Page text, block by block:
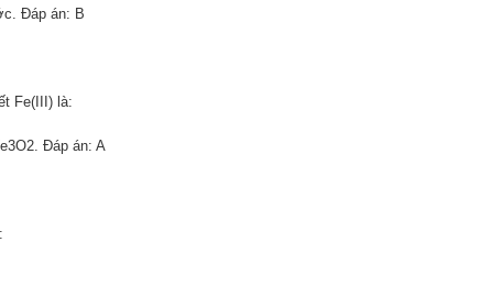
Đáp án: B
Fe(III) là:
Đáp án: A